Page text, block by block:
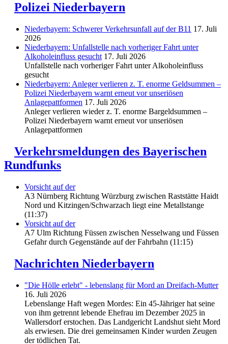
Polizei Niederbayern
Niederbayern: Schwerer Verkehrsunfall auf der B11 17. Juli
2026
Niederbayern: Unfallstelle nach vorheriger Fahrt unter
Alkoholeinfluss gesucht 17. Juli 2026
Unfallstelle nach vorheriger Fahrt unter Alkoholeinfluss
gesucht
Niederbayern: Anleger verlieren z. T. enorme Geldsummen –
Polizei Niederbayern warnt erneut vor unseriösen
Anlagepattformen 17. Juli 2026
Anleger verlieren wieder z. T. enorme Bargeldsummen –
Polizei Niederbayern warnt erneut vor unseriösen
Anlagepattformen
Verkehrsmeldungen des Bayerischen
Rundfunks
Vorsicht auf der
A3 Nürnberg Richtung Würzburg zwischen Raststätte Haidt
Nord und Kitzingen/Schwarzach liegt eine Metallstange
(11:37)
Vorsicht auf der
A7 Ulm Richtung Füssen zwischen Nesselwang und Füssen
Gefahr durch Gegenstände auf der Fahrbahn (11:15)
Nachrichten Niederbayern
"Die Hölle erlebt" - lebenslang für Mord an Dreifach-Mutter
16. Juli 2026
Lebenslange Haft wegen Mordes: Ein 45-Jähriger hat seine
von ihm getrennt lebende Ehefrau im Dezember 2025 in
Wallersdorf erstochen. Das Landgericht Landshut sieht Mord
als erwiesen. Die drei gemeinsamen Kinder wurden Zeugen
der tödlichen Tat.